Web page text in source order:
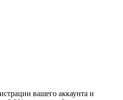
вашего аккаунта и